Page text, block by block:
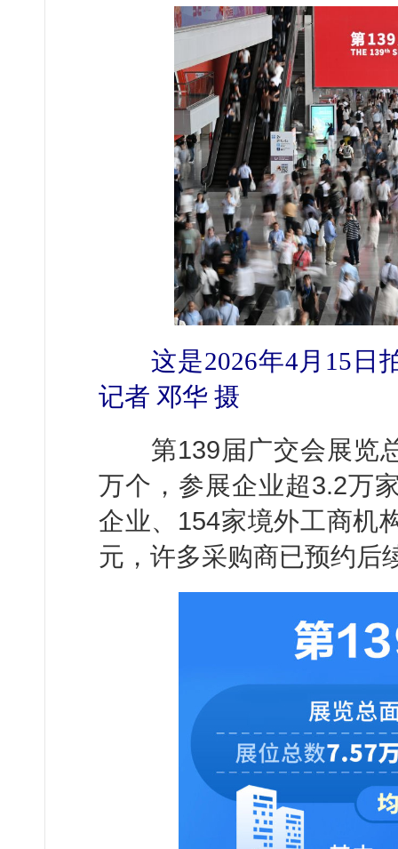
这是2026年4月15日
记者 邓华 摄
第139届广交会展览总
万个，参展企业超3.2万
企业、154家境外工商机
元，许多采购商已预约后